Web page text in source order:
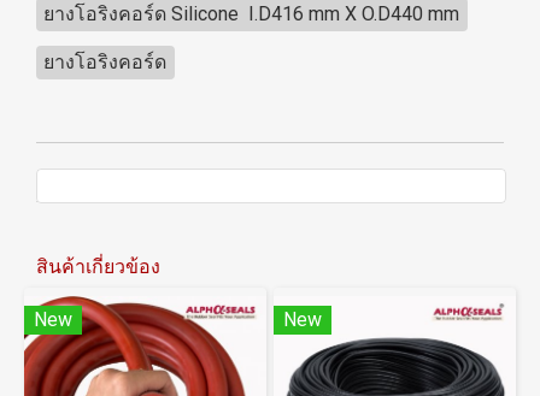
ยางโอริงคอร์ด Silicone I.D416 mm X O.D440 mm
ยางโอริงคอร์ด
สินค้าเกี่ยวข้อง
New New